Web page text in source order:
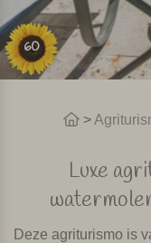
60
>
Luxe
Deze agriturismo is